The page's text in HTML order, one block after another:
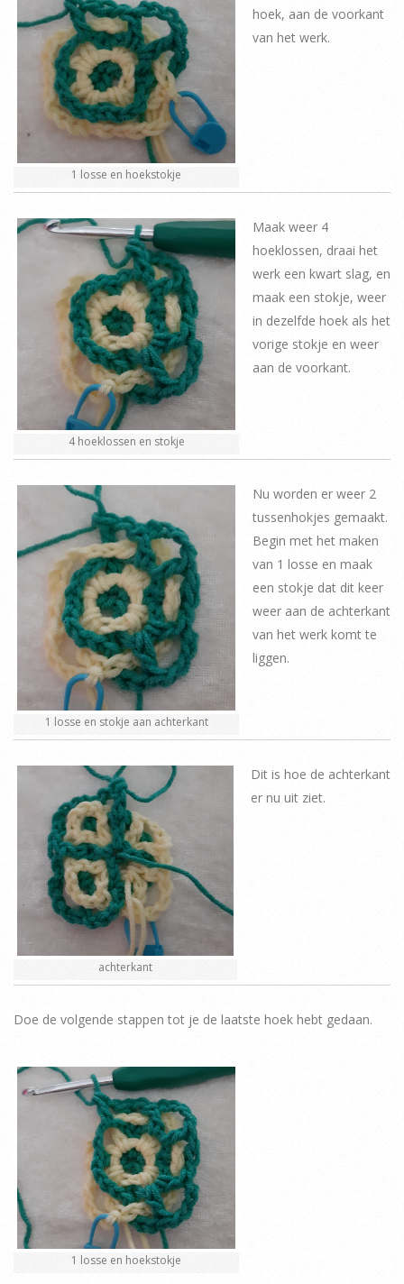
1 losse en hoekstokje
hoek, aan de voorkant
van het werk.
4 hoeklossen en stokje
Maak weer 4
hoeklossen, draai het
werk een kwart slag, en
maak een stokje, weer
in dezelfde hoek als het
vorige stokje en weer
aan de voorkant.
1 losse en stokje aan achterkant
Nu worden er weer 2
tussenhokjes gemaakt.
Begin met het maken
van 1 losse en maak
een stokje dat dit keer
weer aan de achterkant
van het werk komt te
liggen.
achterkant
Dit is hoe de achterkant
er nu uit ziet.
Doe de volgende stappen tot je de laatste hoek hebt gedaan.
1 losse en hoekstokje